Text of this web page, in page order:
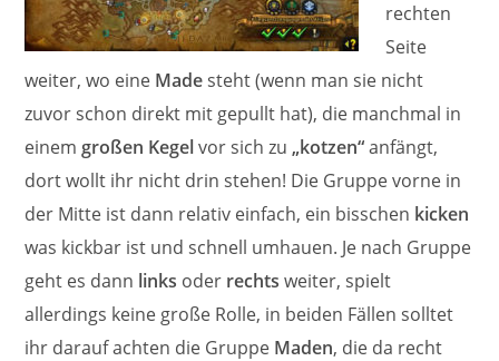
rechten
Seite
weiter, wo eine Madesteht (wenn man sie nicht
zuvor schon direkt mit gepullt hat), die manchmal in
einem großen Kegelvor sich zu„kotzen“anfängt,
dort wollt ihr nicht drin stehen! Die Gruppe vorne in
der Mitte ist dann relativ einfach, ein bisschen kicken
was kickbar ist und schnell umhauen. Je nach Gruppe
geht es dann links oder rechtsweiter, spielt
allerdings keine große Rolle, in beiden Fällen solltet
ihr darauf achten die Gruppe Maden, die da recht